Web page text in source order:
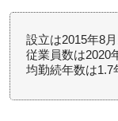
設立は2015年8月
従業員数は2020
均勤続年数は1.7